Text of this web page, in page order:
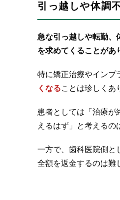
引っ越しや体調
急な引っ越しや転勤、
を求めてくることがあ
特に矯正治療やインプ
くなることは珍しくあ
患者としては「治療が
えるはず」と考えるの
一方で、歯科医院側と
全額を返金するのは難